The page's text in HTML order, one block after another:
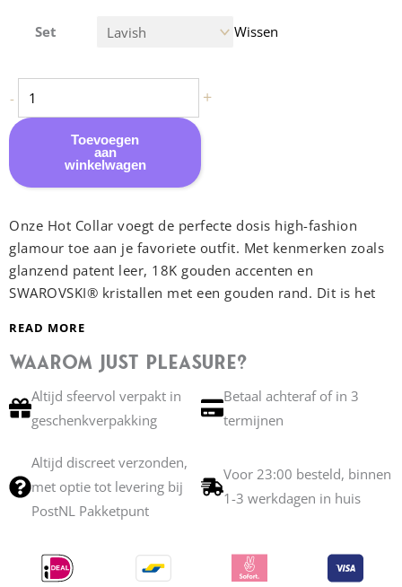
Set Wissen
-
Kink
Hot
Halsband
+
Toevoegen
aan
winkelwagen
Onze Hot Collar voegt de perfecte dosis high-fashion
glamour toe aan je favoriete outfit. Met kenmerken zoals
glanzend patent leer, 18K gouden accenten en
SWAROVSKI® kristallen met een gouden rand. Dit is het
Handmade to order: Alle producten van Fraulein Kink
Glanzend Patent Leer gevoerd met metallic
SWAROVSKI® Kristallen met Gouden Rand
18K Gouden Accenten
Ingegraveerd Fraulein Kink Logo
READ MORE
Waarom Just Pleasure?
Altijd sfeervol verpakt in
geschenkverpakking
Betaal achteraf of in 3
termijnen
Altijd discreet verzonden,
met optie tot levering bij
PostNL Pakketpunt
Voor 23:00 besteld, binnen
1-3 werkdagen in huis